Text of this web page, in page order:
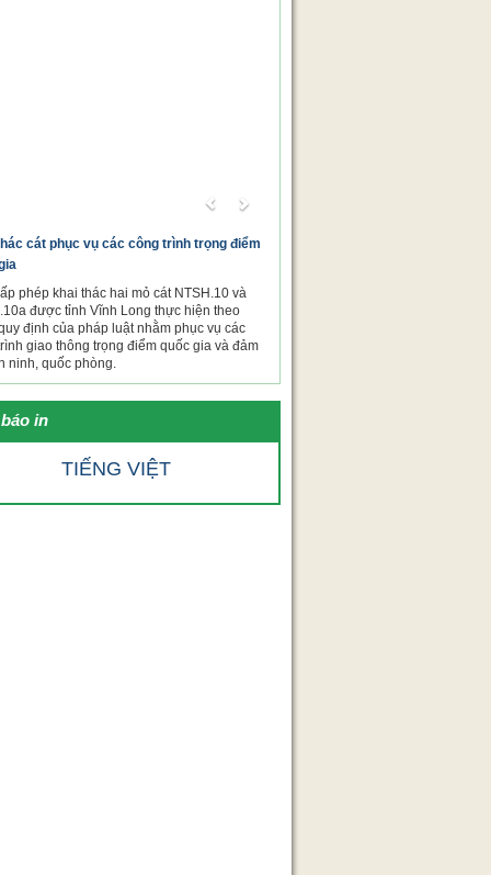
cát phục vụ các công trình trọng điểm
phép khai thác hai mỏ cát NTSH.10 và
được tỉnh Vĩnh Long thực hiện theo
định của pháp luật nhằm phục vụ các
giao thông trọng điểm quốc gia và đảm
ninh, quốc phòng.
Previous
in
TIẾNG VIỆT